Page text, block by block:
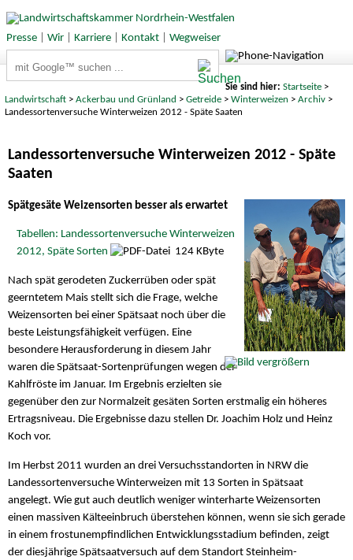
Presse| Wir| Karriere| Kontakt| Wegweiser
Sie sind hier: Startseite>
Landwirtschaft >Ackerbau und Grünland >Getreide >Winterweizen >Archiv >
Landessortenversuche Winterweizen 2012 - Späte Saaten
Landessortenversuche Winterweizen 2012 - Späte
Saaten
Spätgesäte Weizensorten besser als erwartet
Tabellen: Landessortenversuche Winterweizen
2012, Späte Sorten
124 KByte
Nach spät gerodeten Zuckerrüben oder spät
geerntetem Mais stellt sich die Frage, welche
Weizensorten bei einer Spätsaat noch über die
beste Leistungsfähigkeit verfügen. Eine
besondere Herausforderung in diesem Jahr
waren die Spätsaat-Sortenprüfungen wegen der
Kahlfröste im Januar. Im Ergebnis erzielten sie
gegenüber den zur Normalzeit gesäten Sorten erstmalig ein höheres
Ertragsniveau. Die Ergebnisse dazu stellen Dr. Joachim Holz und Heinz
Koch vor.
Im Herbst 2011 wurden an drei Versuchsstandorten in NRW die
Landessortenversuche Winterweizen mit 13 Sorten in Spätsaat
angelegt. Wie gut auch deutlich weniger winterharte Weizensorten
einen massiven Kälteeinbruch überstehen können, wenn sie sich gerade
in einem frostunempfindlichen Entwicklungsstadium befinden, zeigt
der diesjährige Spätsaatversuch auf dem Standort Steinheim-